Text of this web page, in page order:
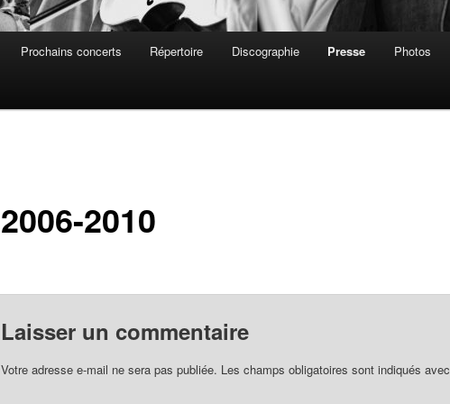
Prochains concerts Répertoire Discographie Presse Photos
2006-2010
Laisser un commentaire
Votre adresse e-mail ne sera pas publiée. Les champs obligatoires sont indiqués avec